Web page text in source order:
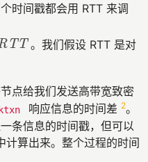
时间戳都会用 RTT 来调
。我们假设 RTT 是对
点给我们发送高带宽致密
响应信息的时间差 2。
条信息的时间戳，但可以
计算出来。整个过程的时间